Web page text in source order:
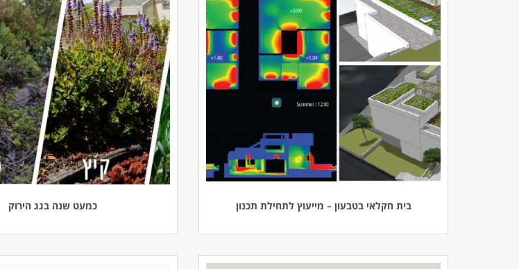
בית חקלאי בטבעון – מייעוץ לתחילת תכנון כמעט שנה בגג הירוק